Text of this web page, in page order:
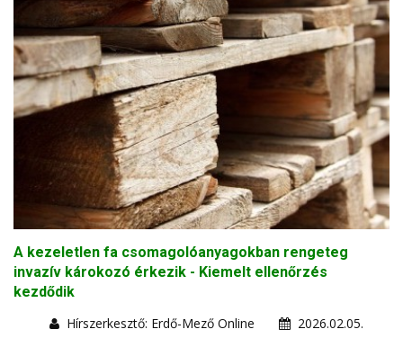
A kezeletlen fa csomagolóanyagokban rengeteg
invazív károkozó érkezik - Kiemelt ellenőrzés
kezdődik
Hírszerkesztő: Erdő-Mező Online
2026.02.05.